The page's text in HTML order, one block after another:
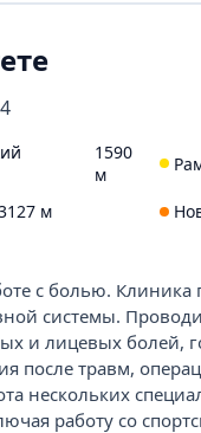
1590
м
м
с болью. Клиника
системы.
и лицевых болей,
после травм,
нескольких
работу со